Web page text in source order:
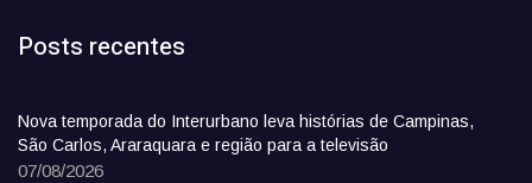
Posts recentes
Nova temporada do Interurbano leva histórias de Campinas,
São Carlos, Araraquara e região para a televisão
07/08/2026